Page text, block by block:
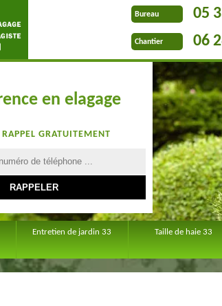
Bureau 05
Chantier 06
en elagage
GRATUITEMENT
Entretien de jardin 33 Taille de haie 33